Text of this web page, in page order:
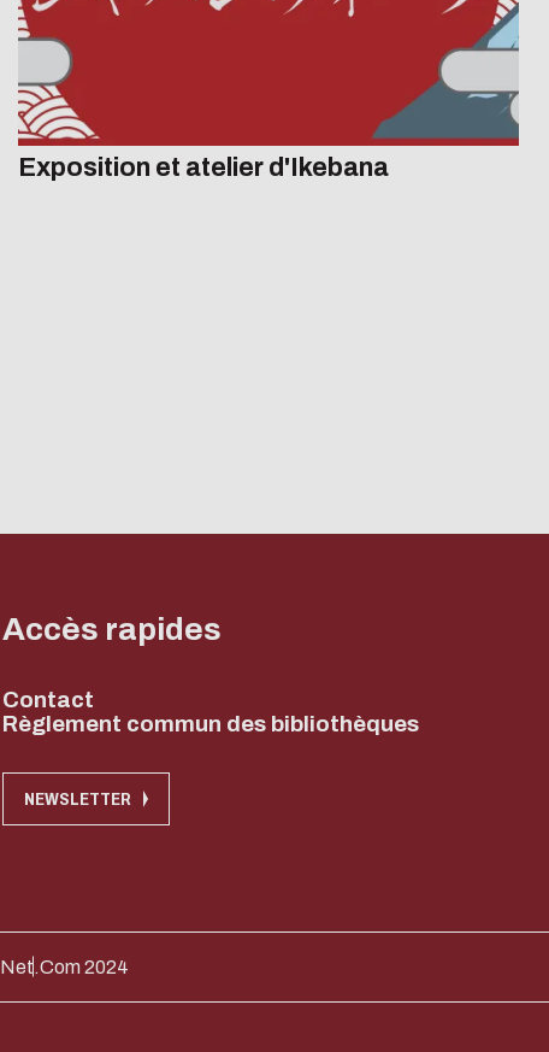
française de « What were you wearing? ».
L’exposition est proposée par la Mission Égalité,
le Skylab et la bibliothèque...
Exposition et atelier d'Ikebana
Accès rapides
Contact
Règlement commun des bibliothèques
NEWSLETTER
Net.Com 2024